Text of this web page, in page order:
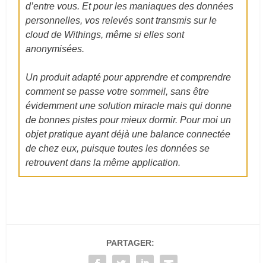
d’entre vous. Et pour les maniaques des données
personnelles, vos relevés sont transmis sur le
cloud de Withings, même si elles sont
anonymisées.
Un produit adapté pour apprendre et comprendre
comment se passe votre sommeil, sans être
évidemment une solution miracle mais qui donne
de bonnes pistes pour mieux dormir. Pour moi un
objet pratique ayant déjà une balance connectée
de chez eux, puisque toutes les données se
retrouvent dans la même application.
PARTAGER: